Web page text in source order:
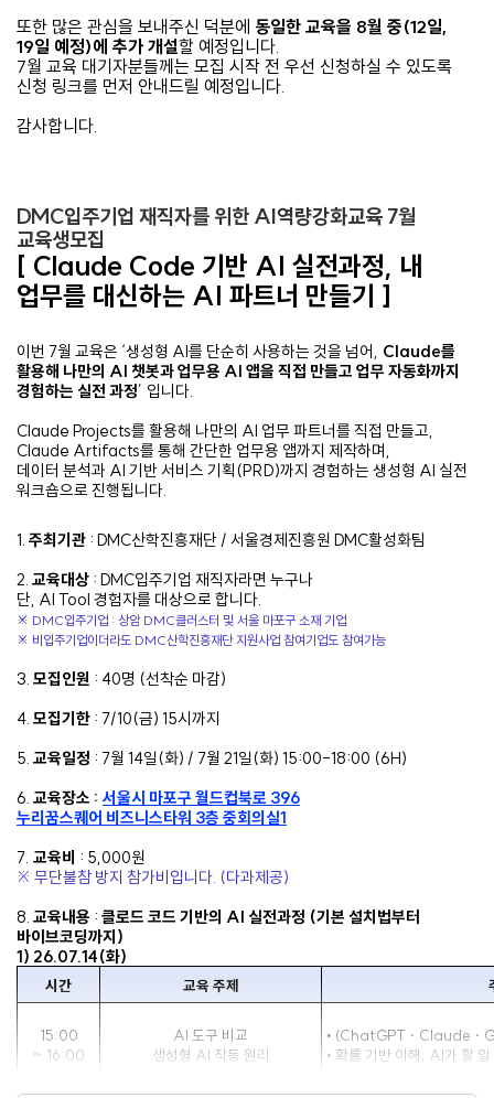
또한 많은 관심을 보내주신 덕분에 동일한 교육을 8월 중(12일,
19일 예정)에 추가 개설​할 예정입니다.
7월 교육 대기자분들께는 모집 시작 전 우선 신청하실 수 있도록
신청 링크를 먼저 안내드릴 예정입니다.
감사합니다.
DMC입주기업 재직자를 위한 AI역량강화교육 7월
교육생모집
​[ Claude Code 기반 AI 실전과정, 내
업무를 대신하는 AI 파트너 만들기 ]
이번 7월 교육은 ‘생성형 AI를 단순히 사용하는 것을 넘어, Claude를
활용해 나만의 AI 챗봇과 업무용 AI 앱을 직접 만들고 업무 자동화까지
경험하는 실전 과정’ 입니다.
Claude Projects를 활용해 나만의 AI 업무 파트너를 직접 만들고,
Claude Artifacts를 통해 간단한 업무용 앱까지 제작하며,
데이터 분석과 AI 기반 서비스 기획(PRD)까지 경험하는 생성형 AI 실전
워크숍으로 진행됩니다.
1. 주최기관 : DMC산학진흥재단 / 서울경제진흥원 DMC활성화팀
2. 교육대상 : DMC입주기업 재직자라면 누구나
단, AI Tool 경험자를 대상으로 합니다.
※ DMC입주기업 : 상암 DMC클러스터 및 서울 마포구 소재 기업
※ 비입주기업이더라도 DMC산학진흥재단 지원사업 참여기업도 참여가능
3. 모집인원 : 40명 (선착순 마감)
4. 모집기한 : 7/10(금) 15시까지
5. 교육일정 : 7월 14일(화) / 7월 21일(화) 15:00-18:00 (6H)
6. 교육장소 : 서울시 마포구 월드컵북로 396
누리꿈스퀘어 비즈니스타워 3층 중회의실1
7. 교육비 : 5,000원
※ 무단불참 방지 참가비입니다. (다과제공)
8. 교육내용 : 클로드 코드 기반의 AI 실전과정 (기본 설치법부터
바이브코딩까지)
1) 26.07.14(화)
시간 교육 주제
15:00
~ 16:00
AI 도구 비교
생성형 AI 작동 원리
• (ChatGPT · Claude ·
• 확률 기반 이해, AI가 할